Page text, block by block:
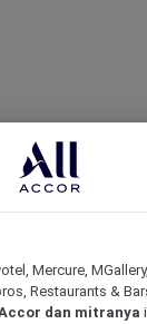
Mercure,
Restaurants &
dan mitranya